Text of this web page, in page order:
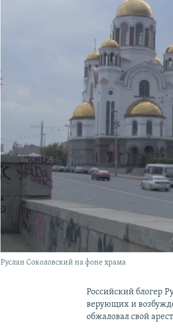
Руслан Соколовский на фоне храма
Российский блогер
верующих и
обжаловал свой